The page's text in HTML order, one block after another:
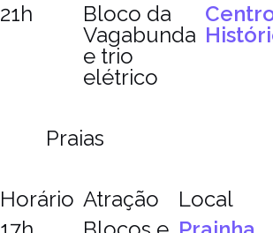
21h
Bloco da
Vagabunda
e trio
elétrico
Praias
Horário Atração
Local